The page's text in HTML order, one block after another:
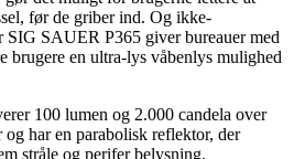
før de griber ind. Og ikke-
SAUER P365 giver bureauer med
brugere en ultra-lys våbenlys mulighed
100 lumen og 2.000 candela over
og har en parabolisk reflektor, der
stråle og perifer belysning.